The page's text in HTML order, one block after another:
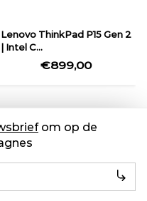
Lenovo ThinkPad P15 Gen 2
| Intel C...
€899,00
om op de